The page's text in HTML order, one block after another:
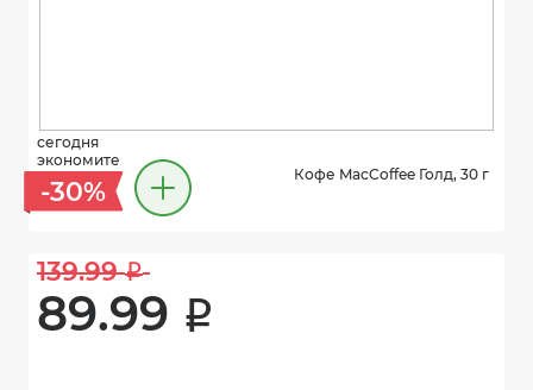
сегодня
экономите
-30%
Кофе MacCoffee Голд, 30 г
139.99 i
89.99 i